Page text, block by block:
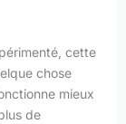
cette
chose
mieux
de